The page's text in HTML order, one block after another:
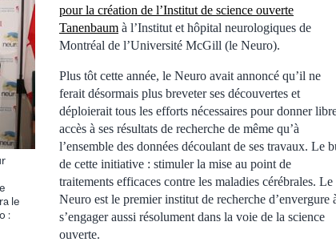
le
:
pour la création de l’Institut de science ouverte
Tanenbaum à l’Institut et hôpital neurologiques de
Montréal de l’Université McGill (le Neuro).
Plus tôt cette année, le Neuro avait annoncé qu’il ne
ferait désormais plus breveter ses découvertes et
déploierait tous les efforts nécessaires pour donner
accès à ses résultats de recherche de même qu’à
l’ensemble des données découlant de ses travaux. Le
de cette initiative : stimuler la mise au point de
traitements efficaces contre les maladies cérébrales. Le
Neuro est le premier institut de recherche d’envergure
s’engager aussi résolument dans la voie de la science
ouverte.